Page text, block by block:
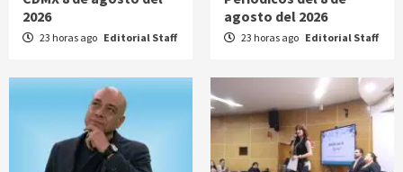
2026
23 horas ago Editorial Staff
agosto del 2026
23 horas ago Editorial Staff